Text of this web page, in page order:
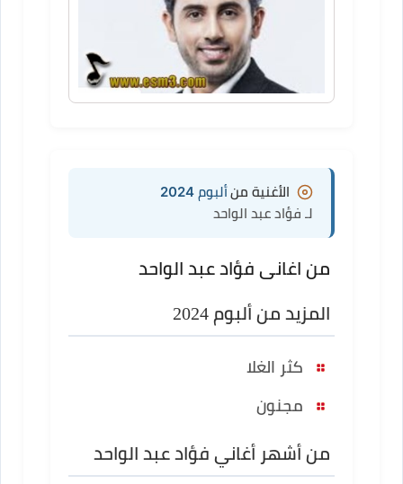
الأغنية منألبوم 2024
لـ فؤاد عبد الواحد
من اغانى فؤاد عبد الواحد
المزيد من ألبوم 2024
كثر الغلا
مجنون
من أشهر أغاني فؤاد عبد الواحد